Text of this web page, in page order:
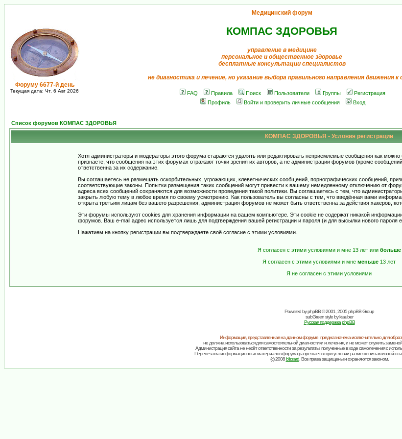
Форуму 6677-й день
Текущая дата: Чт, 6 Авг 2026
Медицинский форум
КОМПАС ЗДОРОВЬЯ
управление в медицине
персональное и общественное здоровье
бесплатные консультации специалистов
не диагностика и лечение, но указание выбора правильного направления движения к
FAQ Правила Поиск Пользователи Группы
Регистрация
Профиль
Войти и проверить личные сообщения Вход
Список форумов КОМПАС ЗДОРОВЬЯ
КОМПАС ЗДОРОВЬЯ - Условия регистрации
Хотя администраторы и модераторы этого форума стараются удалять или редактировать неприемлемые сообщения как
признаёте, что сообщения на этих форумах отражают точки зрения их авторов, а не администрации форумов (кроме
ответственна за их содержание.
Вы соглашаетесь не размещать оскорбительных, угрожающих, клеветнических сообщений, порнографических сообщений,
соответствующие законы. Попытки размещения таких сообщений могут привести к вашему немедленному отключению от
адреса всех сообщений сохраняются для возможности проведения такой политики. Вы соглашаетесь с тем, что
закрыть любую тему в любое время по своему усмотрению. Как пользователь вы согласны с тем, что введённая вами
открыта третьим лицам без вашего разрешения, администрация форумов не может быть ответственна за действия хакеров,
Эти форумы используют cookies для хранения информации на вашем компьютере. Эти cookie не содержат никакой
форумов. Ваш e-mail адрес используется лишь для подтверждения вашей регистрации и пароля (и для высылки нового пароля
Нажатием на кнопку регистрации вы подтверждаете своё согласие с этими условиями.
Я согласен с этими условиями и мне 13 лет или больше
Я согласен с этими условиями и мне меньше 13 лет
Я не согласен с этими условиями
Powered byphpBB© 2001, 2005 phpBB Group
subGreen style byktauber
Русская поддержка phpBB
Информация, представленная на данном форуме, предназначена исключительно для
не должна использоваться для самостоятельной диагностики и лечения, и не может служить
Администрация сайта не несёт ответственности за результаты, полученные в ходе самолечения с
Перепечатка информационных материалов форума разрешается при условии размещения активной
(c) 2008blizzard. Все права защищены и охраняются законом.